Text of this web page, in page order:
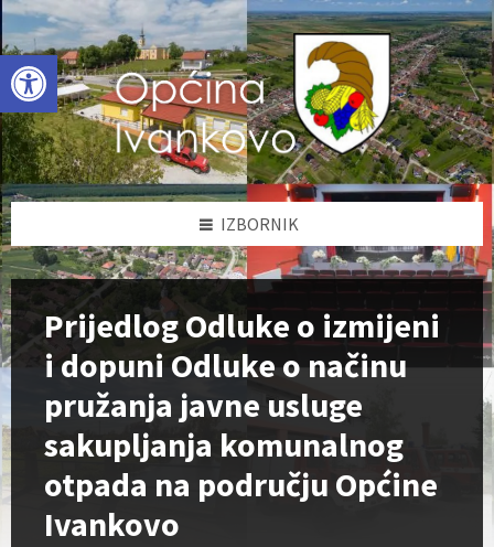
Open toolbar
Skip
to
content
Skip
to
left
sidebar
Skip
to
footer
IZBORNIK
Prijedlog Odluke o izmijeni
i dopuni Odluke o načinu
pružanja javne usluge
sakupljanja komunalnog
otpada na području Općine
Ivankovo